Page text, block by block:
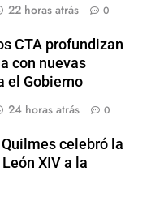
22 horas atrás 0
CTA profundizan
con nuevas
el Gobierno
24 horas atrás 0
celebró la
XIV a la